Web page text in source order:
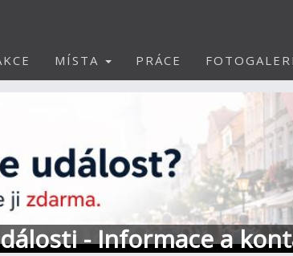
MÍSTA PRÁCE
- Informace a